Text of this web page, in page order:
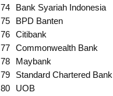
74
Bank Syariah Indonesia
75
BPD
76 Citibank
77 Commonwealth Bank
78
Maybank
79
Standard Chartered Bank
80
UOB